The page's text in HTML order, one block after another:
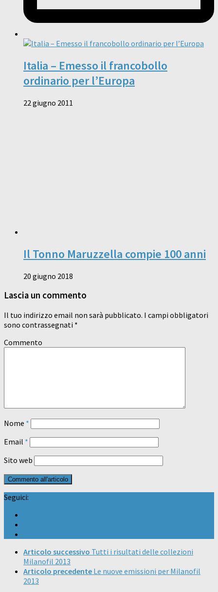
Italia – Emesso il francobollo
ordinario per l’Europa
22 giugno 2011
Il Tonno Maruzzella compie 100 anni
20 giugno 2018
Lascia un commento
Il tuo indirizzo email non sarà pubblicato. I campi obbligatori
sono contrassegnati *
Commento
Nome *
Email *
Sito web
Seguici:
Articolo successivo Tutti i risultati delle collezioni
Milanofil 2013
Articolo precedente Le nuove emissioni per Milanofil
2013